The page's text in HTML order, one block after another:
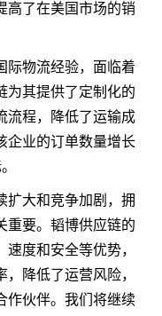
高了在美国市场的销
际物流经验，面临着
为其提供了定制化的
流程，降低了运输成
企业的订单数量增长
扩大和竞争加剧，拥
重要。韬博供应链的
度和安全等优势，
降低了运营风险，
作伙伴。我们将继续